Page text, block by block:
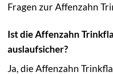
Fragen zur Affenzahn
Ist die Affenzahn
auslaufsicher?
Ja, die Affenzahn